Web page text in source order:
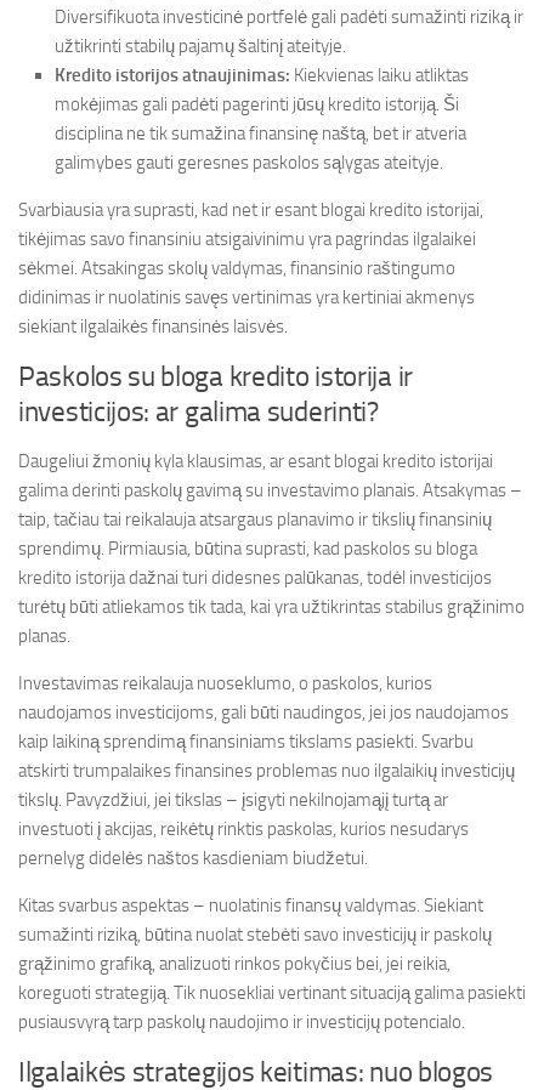
Diversifikuota investicinė portfelė gali padėti sumažinti riziką ir
užtikrinti stabilų pajamų šaltinį ateityje.
Kredito istorijos atnaujinimas: Kiekvienas laiku atliktas
mokėjimas gali padėti pagerinti jūsų kredito istoriją. Ši
disciplina ne tik sumažina finansinę naštą, bet ir atveria
galimybes gauti geresnes paskolos sąlygas ateityje.
Svarbiausia yra suprasti, kad net ir esant blogai kredito istorijai,
tikėjimas savo finansiniu atsigaivinimu yra pagrindas ilgalaikei
sėkmei. Atsakingas skolų valdymas, finansinio raštingumo
didinimas ir nuolatinis savęs vertinimas yra kertiniai akmenys
siekiant ilgalaikės finansinės laisvės.
Paskolos su bloga kredito istorija ir
investicijos: ar galima suderinti?
Daugeliui žmonių kyla klausimas, ar esant blogai kredito istorijai
galima derinti paskolų gavimą su investavimo planais. Atsakymas –
taip, tačiau tai reikalauja atsargaus planavimo ir tikslių finansinių
sprendimų. Pirmiausia, būtina suprasti, kad paskolos su bloga
kredito istorija dažnai turi didesnes palūkanas, todėl investicijos
turėtų būti atliekamos tik tada, kai yra užtikrintas stabilus grąžinimo
planas.
Investavimas reikalauja nuoseklumo, o paskolos, kurios
naudojamos investicijoms, gali būti naudingos, jei jos naudojamos
kaip laikiną sprendimą finansiniams tikslams pasiekti. Svarbu
atskirti trumpalaikes finansines problemas nuo ilgalaikių investicijų
tikslų. Pavyzdžiui, jei tikslas – įsigyti nekilnojamąjį turtą ar
investuoti į akcijas, reikėtų rinktis paskolas, kurios nesudarys
pernelyg didelės naštos kasdieniam biudžetui.
Kitas svarbus aspektas – nuolatinis finansų valdymas. Siekiant
sumažinti riziką, būtina nuolat stebėti savo investicijų ir paskolų
grąžinimo grafiką, analizuoti rinkos pokyčius bei, jei reikia,
koreguoti strategiją. Tik nuosekliai vertinant situaciją galima pasiekti
pusiausvyrą tarp paskolų naudojimo ir investicijų potencialo.
Ilgalaikės strategijos keitimas: nuo blogos